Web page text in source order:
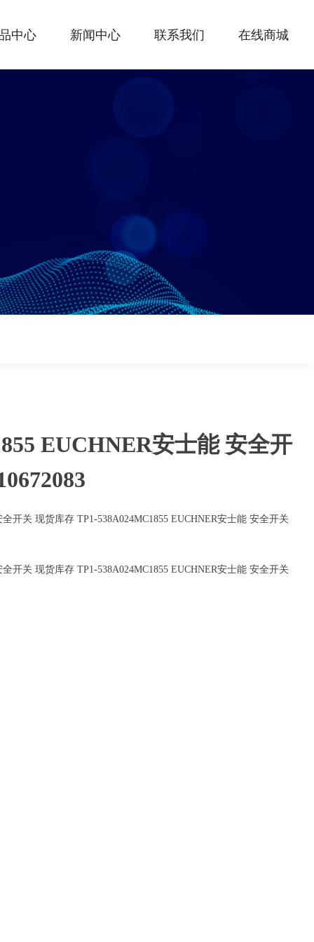
中心 新闻中心 联系我们 在线商城
开关 现货库存 TP1-538A024MC1855 EUCHNER安士能 安全开关
开关 现货库存 TP1-538A024MC1855 EUCHNER安士能 安全开关
EUCHNER安士能 安全开